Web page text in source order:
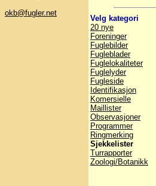
okb@fugler.net
Velg kategori
20 nye
Foreninger
Fuglebilder
Fugleblader
Fuglelokaliteter
Fuglelyder
Fugleside
Identifikasjon
Komersielle
Maillister
Observasjoner
Programmer
Ringmerking
Sjekkelister
Turrapporter
Zoologi/Botanikk